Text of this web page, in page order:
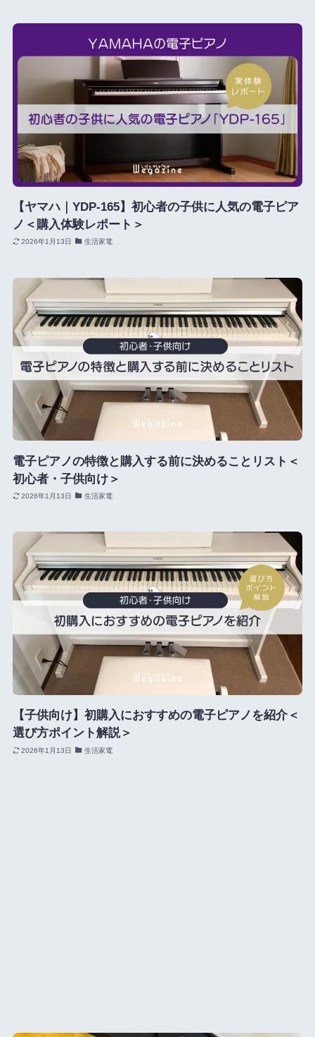
【ヤマハ｜YDP-165】初心者の子供に人気の電子ピア
ノ＜購入体験レポート＞
2026年1月13日 生活家電
電子ピアノの特徴と購入する前に決めることリスト＜
初心者・子供向け＞
2026年1月13日 生活家電
【子供向け】初購入におすすめの電子ピアノを紹介＜
選び方ポイント解説＞
2026年1月13日 生活家電